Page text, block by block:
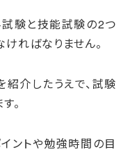
験と技能試験の2つ
ればなりません。
介したうえで、試験
。
ントや勉強時間の目